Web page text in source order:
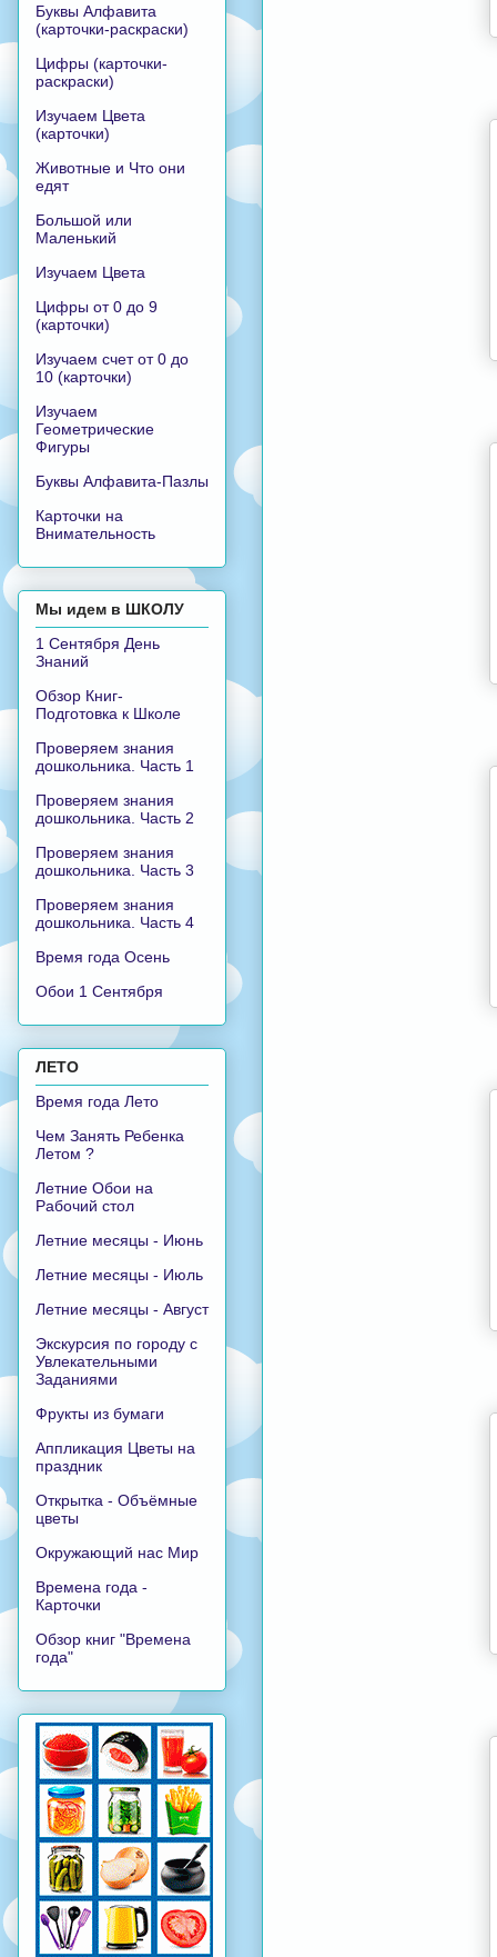
Буквы Алфавита
(карточки-раскраски)
Цифры (карточки-
раскраски)
Изучаем Цвета
(карточки)
Животные и Что они
едят
Большой или
Маленький
Изучаем Цвета
Цифры от 0 до 9
(карточки)
Изучаем счет от 0 до
10 (карточки)
Изучаем
Геометрические
Фигуры
Буквы Алфавита-Пазлы
Карточки на
Внимательность
Мы идем в ШКОЛУ
1 Сентября День
Знаний
Обзор Книг-
Подготовка к Школе
Проверяем знания
дошкольника. Часть 1
Проверяем знания
дошкольника. Часть 2
Проверяем знания
дошкольника. Часть 3
Проверяем знания
дошкольника. Часть 4
Время года Осень
Обои 1 Сентября
ЛЕТО
Время года Лето
Чем Занять Ребенка
Летом ?
Летние Обои на
Рабочий стол
Летние месяцы - Июнь
Летние месяцы - Июль
Летние месяцы - Август
Экскурсия по городу с
Увлекательными
Заданиями
Фрукты из бумаги
Аппликация Цветы на
праздник
Открытка - Объёмные
цветы
Окружающий нас Мир
Времена года -
Карточки
Обзор книг "Времена
года"